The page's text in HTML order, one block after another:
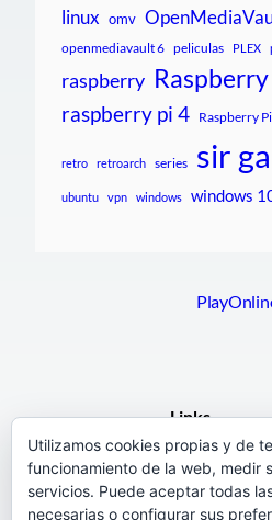
linux omv
openmediavault 6 peliculas PLEX
raspberry Raspberry
raspberry pi 4 Raspberry
retro retroarch series sir
ubuntu vpn windows windows
Pages
Links
F.A.Q.
Utilizamos cookies propias y de
funcionamiento de la web, medir
servicios. Puede aceptar todas
necesarias o configurar sus